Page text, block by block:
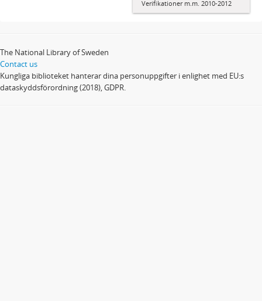
Verifikationer m.m. 2010-2012
The National Library of Sweden
Contact us
Kungliga biblioteket hanterar dina personuppgifter i enlighet med EU:s
dataskyddsförordning (2018), GDPR.